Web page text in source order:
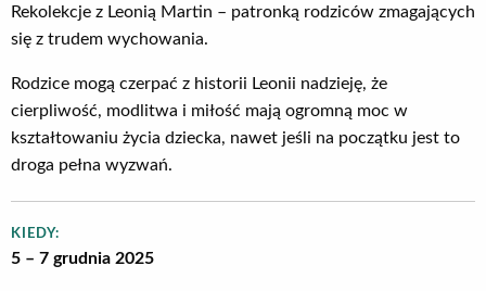
Rekolekcje z Leonią Martin – patronką rodziców zmagających
się z trudem wychowania.
Rodzice mogą czerpać z historii Leonii nadzieję, że
cierpliwość, modlitwa i miłość mają ogromną moc w
kształtowaniu życia dziecka, nawet jeśli na początku jest to
droga pełna wyzwań.
KIEDY:
5 – 7 grudnia 2025